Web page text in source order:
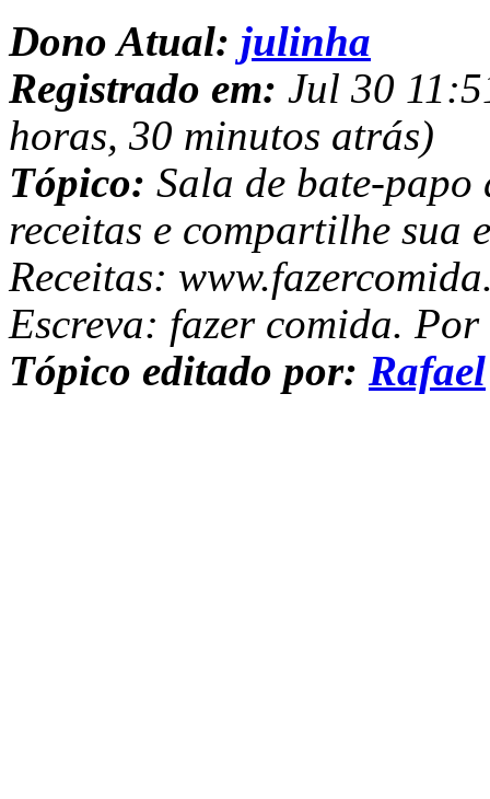
Dono Atual: julinha
Registrado em: Jul 30
horas, 30 minutos atrás)
Tópico: Sala de bate-
receitas e compartilhe sua
Receitas:
Escreva: fazer comida.
Tópico editado por: Rafael